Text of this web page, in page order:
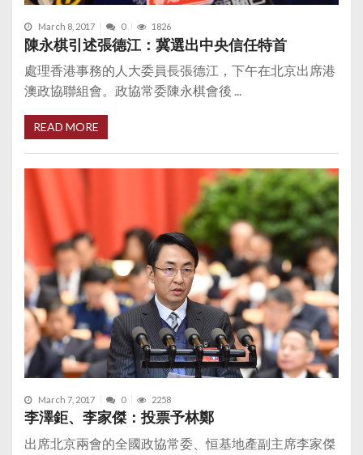
March 8, 2017 0 1826
陳永棋引述張德江：冀選出中央信任特首
處理香港事務的人大委員長張德江，下午在北京出席港
澳政協聯組會。政協常委陳永棋會後 ...
READ MORE
March 7, 2017 0 2258
李澤鉅、李家傑：投票予林鄭
出席北京兩會的全國政協常委、恒基地產副主席李家傑